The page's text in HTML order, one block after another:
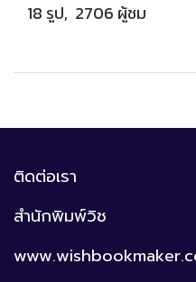
18 รูป, 2706 ผู้ชม
ติดต่อเรา
สำนักพิมพ์วิช